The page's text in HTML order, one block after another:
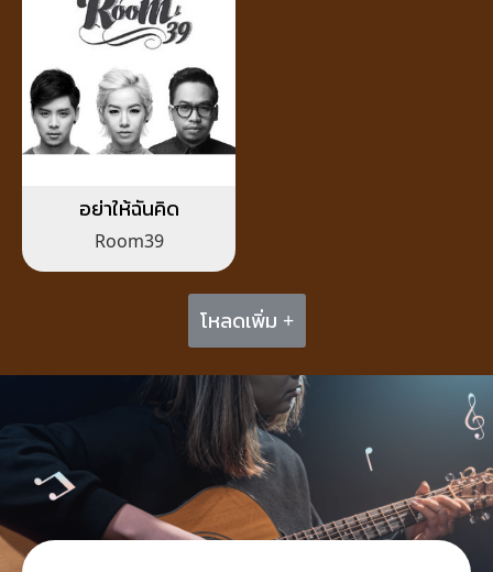
อย่าให้ฉันคิด
Room39
โหลดเพิ่ม +